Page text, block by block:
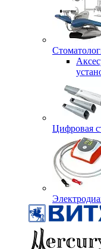
Цифровая